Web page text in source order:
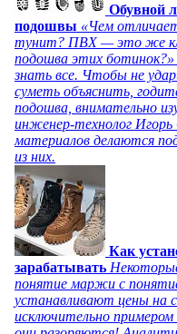
Обувной
подошвы «Чем
тунит? ПВХ — это же
подошва этих
знать все. Чтобы не
суметь объяснить,
подошва, внимательно
инженер-технолог Игорь
материалов делаются
из них.
Как
зарабатывать
понятие маржи с
устанавливают цены на
исключительно